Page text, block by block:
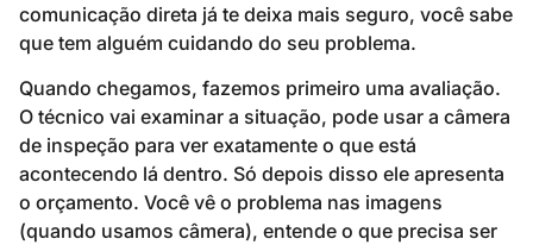
comunicação direta já te deixa mais seguro, você sabe
que tem alguém cuidando do seu problema.
Quando chegamos, fazemos primeiro uma avaliação.
O técnico vai examinar a situação, pode usar a câmera
de inspeção para ver exatamente o que está
acontecendo lá dentro. Só depois disso ele apresenta
o orçamento. Você vê o problema nas imagens
(quando usamos câmera), entende o que precisa ser